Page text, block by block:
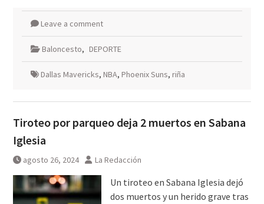
Leave a comment
Baloncesto, DEPORTE
Dallas Mavericks, NBA, Phoenix Suns, riña
Tiroteo por parqueo deja 2 muertos en Sabana
Iglesia
agosto 26, 2024 La Redacción
Un tiroteo en Sabana Iglesia dejó
dos muertos y un herido grave tras